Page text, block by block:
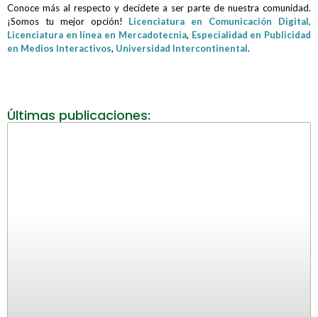
Conoce más al respecto y decídete a ser parte de nuestra comunidad.
¡Somos tu mejor opción! Licenciatura en Comunicación Digital,
Licenciatura en línea en Mercadotecnia, Especialidad en Publicidad
en Medios Interactivos, Universidad Intercontinental.
Últimas publicaciones: